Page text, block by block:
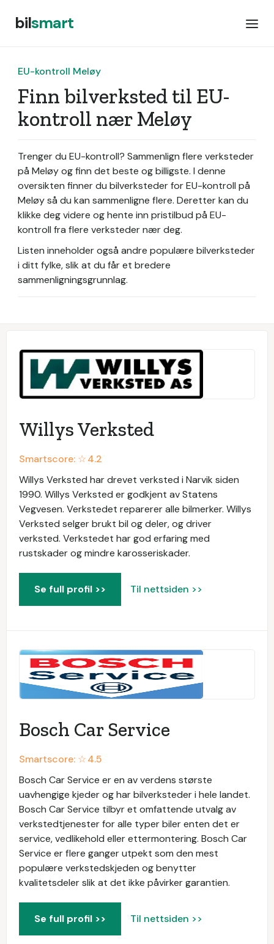
bilsmart
EU-kontroll Meløy
Finn bilverksted til EU-
kontroll nær Meløy
Trenger du EU-kontroll? Sammenlign flere verksteder
på Meløy og finn det beste og billigste. I denne
oversikten finner du bilverksteder for EU-kontroll på
Meløy så du kan sammenligne flere. Deretter kan du
klikke deg videre og hente inn pristilbud på EU-
kontroll fra flere verksteder nær deg.
Listen inneholder også andre populære bilverksteder
i ditt fylke, slik at du får et bredere
sammenligningsgrunnlag.
Willys Verksted
Smartscore: ☆4.2
Willys Verksted har drevet verksted i Narvik siden
1990. Willys Verksted er godkjent av Statens
Vegvesen. Verkstedet reparerer alle bilmerker. Willys
Verksted selger brukt bil og deler, og driver
verksted. Verkstedet har god erfaring med
rustskader og mindre karosseriskader.
Se full profil >> Til nettsiden >>
Bosch Car Service
Smartscore: ☆4.5
Bosch Car Service er en av verdens største
uavhengige kjeder og har bilverksteder i hele landet.
Bosch Car Service tilbyr et omfattende utvalg av
verkstedtjenester for alle typer biler enten det er
service, vedlikehold eller ettermontering. Bosch Car
Service er flere ganger utpekt som den mest
populære verkstedskjeden og benytter
kvalitetsdeler slik at det ikke påvirker garantien.
Se full profil >> Til nettsiden >>